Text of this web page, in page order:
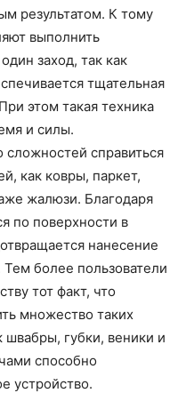
результатом. К тому
выполнить
заход, так как
тщательная
этом такая техника
и силы.
справиться
как ковры, паркет,
жалюзи. Благодаря
по поверхности в
нанесение
более пользователи
тот факт, что
множество таких
швабры, губки, веники и
способно
устройство.